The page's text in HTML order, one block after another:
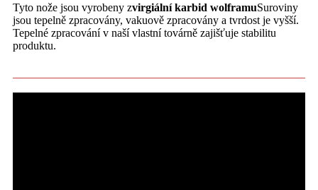
Tyto nože jsou vyrobeny zvirgiální karbid wolframuSuroviny
jsou tepelně zpracovány, vakuově zpracovány a tvrdost je vyšší.
Tepelné zpracování v naší vlastní továrně zajišťuje stabilitu
produktu.